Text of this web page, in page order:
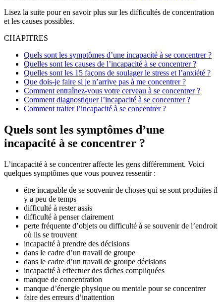
Lisez la suite pour en savoir plus sur les difficultés de concentration
et les causes possibles.
CHAPITRES
Quels sont les symptômes d’une incapacité à se concentrer ?
Quelles sont les causes de l’incapacité à se concentrer ?
Quelles sont les 15 façons de soulager le stress et l’anxiété ?
Que dois-je faire si je n’arrive pas à me concentrer ?
Comment entraînez-vous votre cerveau à se concentrer ?
Comment diagnostiquer l’incapacité à se concentrer ?
Comment traiter l’incapacité à se concentrer ?
Quels sont les symptômes d’une
incapacité à se concentrer ?
L’incapacité à se concentrer affecte les gens différemment. Voici
quelques symptômes que vous pouvez ressentir :
être incapable de se souvenir de choses qui se sont produites il
y a peu de temps
difficulté à rester assis
difficulté à penser clairement
perte fréquente d’objets ou difficulté à se souvenir de l’endroit
où ils se trouvent
incapacité à prendre des décisions
dans le cadre d’un travail de groupe
dans le cadre d’un travail de groupe décisions
incapacité à effectuer des tâches compliquées
manque de concentration
manque d’énergie physique ou mentale pour se concentrer
faire des erreurs d’inattention